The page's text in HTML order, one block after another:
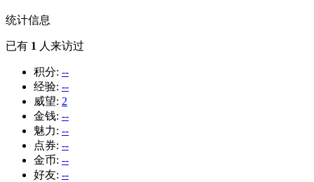
统计信息
已有 1 人来访过
积分: --
经验: --
威望: 2
金钱: --
魅力: --
点券: --
金币: --
好友: --